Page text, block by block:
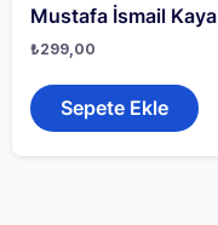
Mustafa İsmail Kaya
₺299,00
Sepete Ekle